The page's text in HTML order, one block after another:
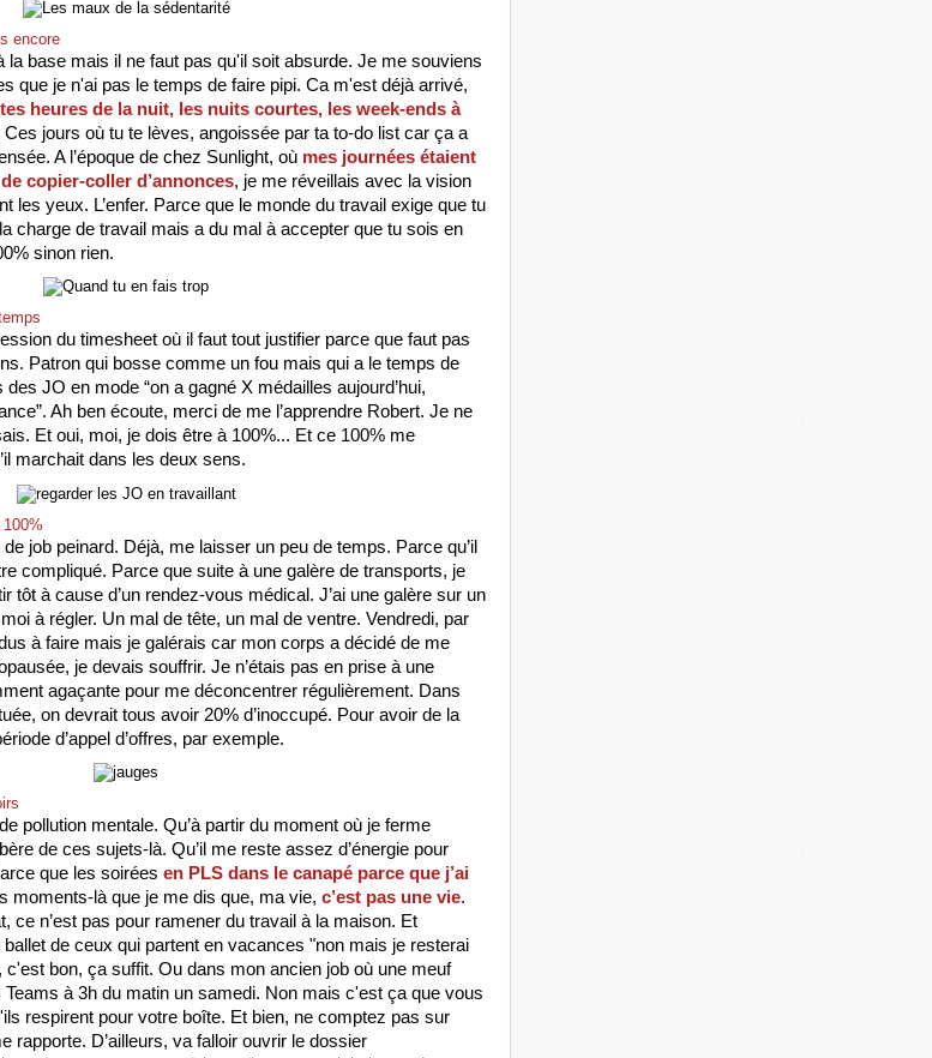
encore
la base mais il ne faut pas qu'il soit absurde. Je me souviens
que je n'ai pas le temps de faire pipi. Ca m'est déjà arrivé,
heures de la nuit, les nuits courtes, les week-ends à
jours où tu te lèves, angoissée par ta to-do list car ça a
A l’époque de chez Sunlight, où mes journées étaient
copier-coller d’annonces, je me réveillais avec la vision
les yeux. L’enfer. Parce que le monde du travail exige que tu
charge de travail mais a du mal à accepter que tu sois en
sinon rien.
du timesheet où il faut tout justifier parce que faut pas
Patron qui bosse comme un fou mais qui a le temps de
JO en mode “on a gagné X médailles aujourd’hui,
Ah ben écoute, merci de me l’apprendre Robert. Je ne
Et oui, moi, je dois être à 100%... Et ce 100% me
marchait dans les deux sens.
job peinard. Déjà, me laisser un peu de temps. Parce qu’il
compliqué. Parce que suite à une galère de transports, je
tôt à cause d’un rendez-vous médical. J’ai une galère sur un
à régler. Un mal de tête, un mal de ventre. Vendredi, par
à faire mais je galérais car mon corps a décidé de me
je devais souffrir. Je n’étais pas en prise à une
agaçante pour me déconcentrer régulièrement. Dans
on devrait tous avoir 20% d’inoccupé. Pour avoir de la
d’appel d’offres, par exemple.
pollution mentale. Qu’à partir du moment où je ferme
de ces sujets-là. Qu’il me reste assez d’énergie pour
que les soirées en PLS dans le canapé parce que j’ai
moments-là que je me dis que, ma vie, c’est pas une vie.
ce n’est pas pour ramener du travail à la maison. Et
de ceux qui partent en vacances "non mais je resterai
c'est bon, ça suffit. Ou dans mon ancien job où une meuf
à 3h du matin un samedi. Non mais c'est ça que vous
respirent pour votre boîte. Et bien, ne comptez pas sur
rapporte. D’ailleurs, va falloir ouvrir le dossier